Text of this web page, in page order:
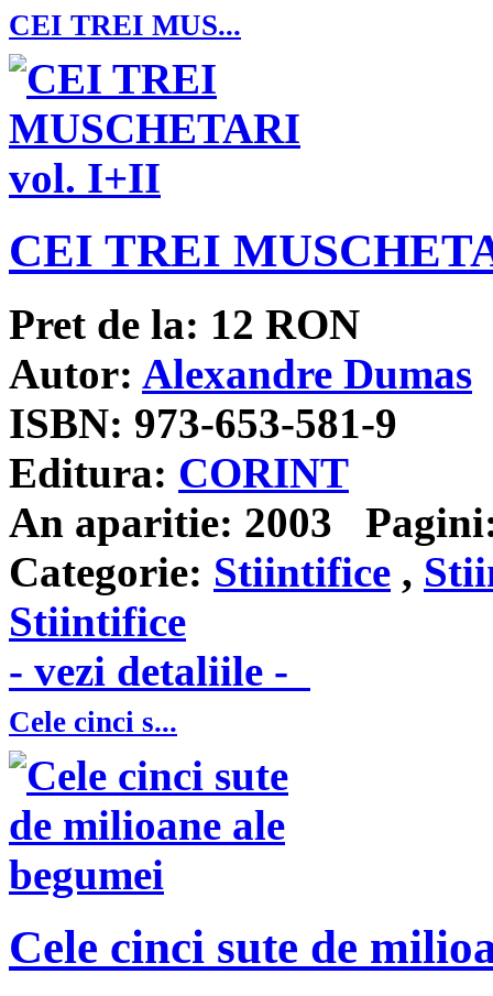
CEI TREI MUS...
CEI TREI
Pret de la: 12 RON
Autor: Alexandre Dumas
ISBN: 973-653-581-9
Editura: CORINT
An aparitie: 2003
Categorie: Stiintifice ,
Stiintifice
- vezi detaliile -
Cele cinci s...
Cele cinci sute de